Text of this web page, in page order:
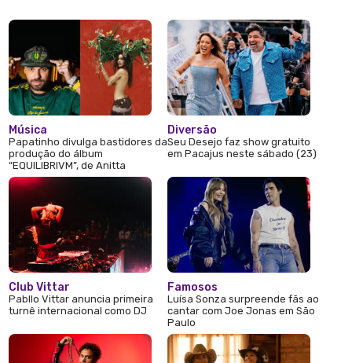
Música
Papatinho divulga bastidores da
produção do álbum
“EQUILIBRIVM”, de Anitta
Club Vittar
Pabllo Vittar anuncia primeira
turnê internacional como DJ
Diversão
Seu Desejo faz show gratuito
em Pacajus neste sábado (23)
Famosos
Luísa Sonza surpreende fãs ao
cantar com Joe Jonas em São
Paulo